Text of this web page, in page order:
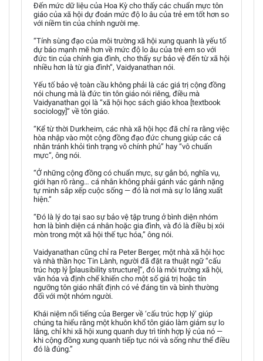
Đến mức dữ liệu của Hoa Kỳ cho thấy các chuẩn mực tôn
giáo của xã hội dự đoán mức độ lo âu của trẻ em tốt hơn so
với niềm tin của chính người mẹ.
“Tính sùng đạo của môi trường xã hội xung quanh là yếu tố
dự báo mạnh mẽ hơn về mức độ lo âu của trẻ em so với
đức tin của chính gia đình, cho thấy sự bảo vệ đến từ xã hội
nhiều hơn là từ gia đình”, Vaidyanathan nói.
Yếu tố bảo vệ toàn cầu không phải là các giá trị cộng đồng
nói chung mà là đức tin tôn giáo nói riêng, điều mà
Vaidyanathan gọi là “xã hội học sách giáo khoa [textbook
sociology]” về tôn giáo.
“Kể từ thời Durkheim, các nhà xã hội học đã chỉ ra rằng việc
hòa nhập vào một cộng đồng đạo đức chung giúp các cá
nhân tránh khỏi tình trạng vô chính phủ” hay “vô chuẩn
mực”, ông nói.
“Ở những cộng đồng có chuẩn mực, sự gắn bó, nghĩa vụ,
giới hạn rõ ràng… cá nhân không phải gánh vác gánh nặng
tự mình sắp xếp cuộc sống — đó là nơi mà sự lo lắng xuất
hiện.”
“Đó là lý do tại sao sự bảo vệ tập trung ở bình diện nhóm
hơn là bình diện cá nhân hoặc gia đình, và đó là điều bị xói
mòn trong một xã hội thế tục hóa,” ông nói.
Vaidyanathan cũng chỉ ra Peter Berger, một nhà xã hội học
và nhà thần học Tin Lành, người đã đặt ra thuật ngữ “cấu
trúc hợp lý [plausibility structure]”, đó là môi trường xã hội,
văn hóa và định chế khiến cho một số giá trị hoặc tín
ngưỡng tôn giáo nhất định có vẻ đáng tin và bình thường
đối với một nhóm người.
Khái niệm nổi tiếng của Berger về ‘cấu trúc hợp lý’ giúp
chúng ta hiểu rằng một khuôn khổ tôn giáo làm giảm sự lo
lắng, chỉ khi xã hội xung quanh duy trì tính hợp lý của nó —
khi cộng đồng xung quanh tiếp tục nói và sống như thể điều
đó là đúng.”